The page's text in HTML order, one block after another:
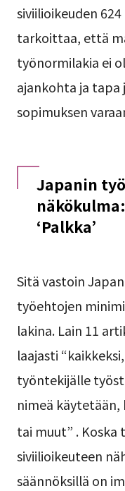
siviilioikeuden
tarkoittaa, että
työnormilakia ei
ajankohta ja
sopimuksen
Japanin
‘Palkka’
Sitä vastoin
työehtojen
lakina. Lain 11
laajasti
työntekijälle
nimeä
tai muut” . Koska
siviilioikeuteen
säännöksillä on